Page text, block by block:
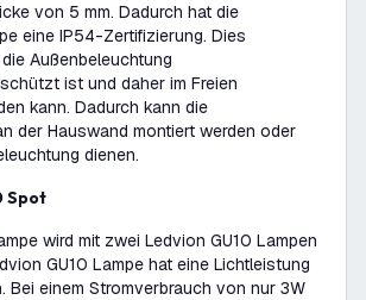
von 5 mm. Dadurch hat die
eine IP54-Zertifizierung. Dies
Außenbeleuchtung
ist und daher im Freien
kann. Dadurch kann die
der Hauswand montiert werden oder
dienen.
Spot
wird mit zwei Ledvion GU10 Lampen
GU10 Lampe hat eine Lichtleistung
Bei einem Stromverbrauch von nur 3W